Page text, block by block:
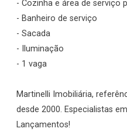
- Cozinha e área de serviço
- Banheiro de serviço
- Sacada
- Iluminação
- 1 vaga
Martinelli Imobiliária,
desde 2000. Especialistas
Lançamentos!